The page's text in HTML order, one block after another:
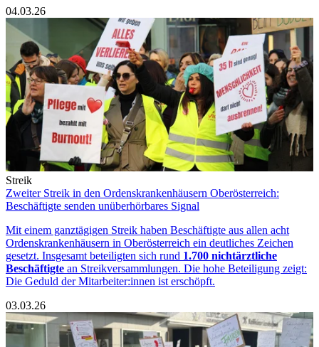
04.03.26
Streik
Zweiter Streik in den Ordenskrankenhäusern Oberösterreich:
Beschäftigte senden unüberhörbares Signal
Mit einem ganztägigen Streik haben Beschäftigte aus allen acht
Ordenskrankenhäusern in Oberösterreich ein deutliches Zeichen
gesetzt. Insgesamt beteiligten sich rund 1.700 nichtärztliche
Beschäftigte an Streikversammlungen. Die hohe Beteiligung zeigt:
Die Geduld der Mitarbeiter:innen ist erschöpft.
03.03.26